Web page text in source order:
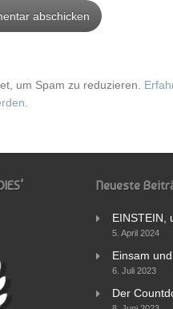
um Spam zu reduzieren.
Neueste
EINSTEIN,
5. April 2024
Einsam
6. Juli 2023
Der